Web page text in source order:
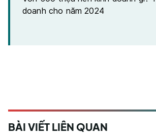
doanh cho năm 2024
BÀI VIẾT LIÊN QUAN